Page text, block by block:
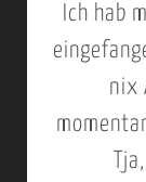
Ich hab
nix